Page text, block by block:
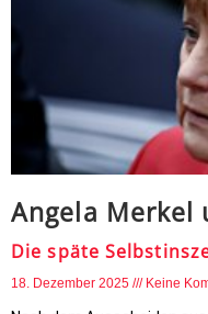
Angela Merkel
Die späte
18. Dezember 2025 Keine